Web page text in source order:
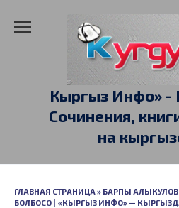
Кыргыз Инфо» -
Сочинения,
на
ГЛАВНАЯ СТРАНИЦА» БАРПЫ АЛЫКУЛОВ.
БОЛБОСО | «КЫРГЫЗ ИНФО» —